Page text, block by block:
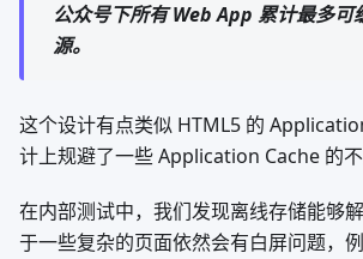
公众号下所有 Web App 累计最多可
源。
这个设计有点类似 HTML5 的
计上规避了一些 Application Cache 的不
在内部测试中，我们发现离线存储能够
于一些复杂的页面依然会有白屏问题，